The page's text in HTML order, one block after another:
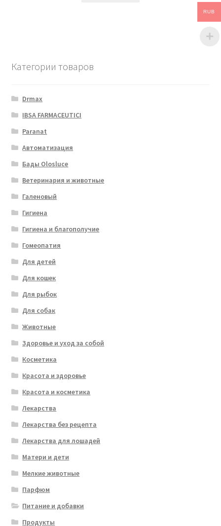
Категории товаров
Drmax
IBSA FARMACEUTICI
Paranat
Автоматизация
Бады Olosluce
Ветеринария и животные
Галеновый
Гигиена
Гигиена и благополучие
Гомеопатия
Для детей
Для кошек
Для рыбок
Для собак
Животные
Здоровье и уход за собой
Косметика
Красота и здоровье
Красота и косметика
Лекарства
Лекарства без рецепта
Лекарства для лошадей
Матери и дети
Мелкие животные
Парфюм
Питание и добавки
Продукты
RUB